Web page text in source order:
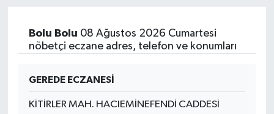
Bolu Bolu 08 Ağustos 2026 Cumartesi
nöbetçi eczane adres, telefon ve konumları
GEREDE ECZANESİ
KİTİRLER MAH. HACIEMİNEFENDİ CADDESİ